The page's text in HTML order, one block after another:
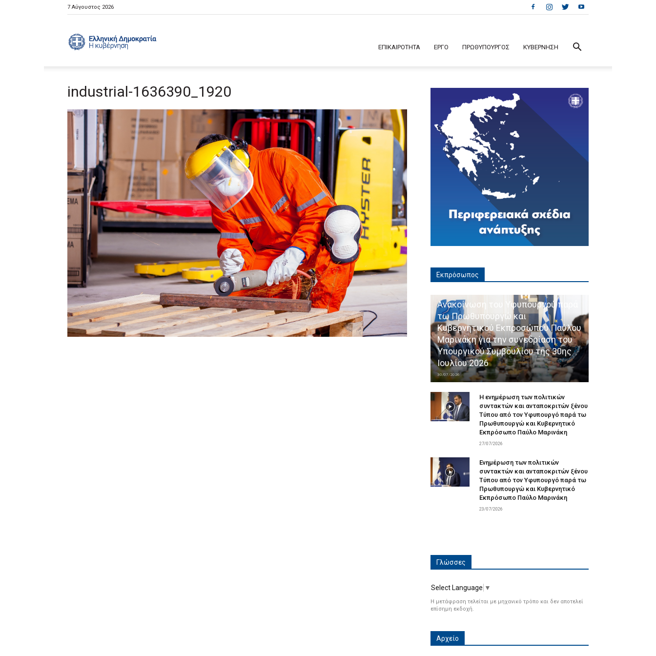
7 Αύγουστος 2026
Κυβέρνηση
ΕΠΙΚΑΙΡΟΤΗΤΑ ΕΡΓΟ ΠΡΩΘΥΠΟΥΡΓΟΣ ΚΥΒΕΡΝΗΣΗ
industrial-1636390_1920
Εκπρόσωπος
Ανακοίνωση του Υφυπουργού παρά
τω Πρωθυπουργώ και
Κυβερνητικού Εκπροσώπου Παύλου
Μαρινάκη για την συνεδρίαση του
Υπουργικού Συμβουλίου της 30ης
Ιουλίου 2026
30/07/2026
Η ενημέρωση των πολιτικών
συντακτών και ανταποκριτών ξένου
Τύπου από τον Υφυπουργό παρά τω
Πρωθυπουργώ και Κυβερνητικό
Εκπρόσωπο Παύλο Μαρινάκη
27/07/2026
Ενημέρωση των πολιτικών
συντακτών και ανταποκριτών ξένου
Τύπου από τον Υφυπουργό παρά τω
Πρωθυπουργώ και Κυβερνητικό
Εκπρόσωπο Παύλο Μαρινάκη
23/07/2026
Γλώσσες
Select Language ▼
Η μετάφραση τελείται με μηχανικό τρόπο και δεν αποτελεί
επίσημη εκδοχή.
Αρχείο